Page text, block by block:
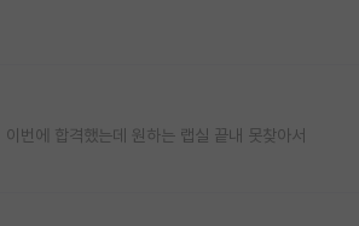
번에 합격했는데 원하는 랩실 끝내 못찾아서